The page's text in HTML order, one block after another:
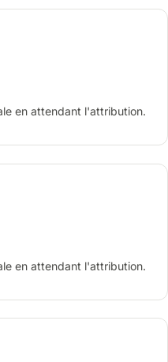
en attendant l'attribution.
en attendant l'attribution.